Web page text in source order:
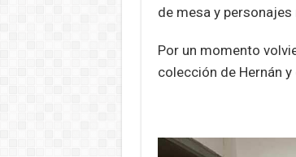
de mesa y personajes
Por un momento
colección de Hernán